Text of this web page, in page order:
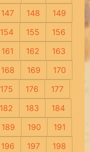
147 148
149
154 155
156
161 162
163
168 169
170
175 176
177
182 183
184
189 190
191
196 197
198